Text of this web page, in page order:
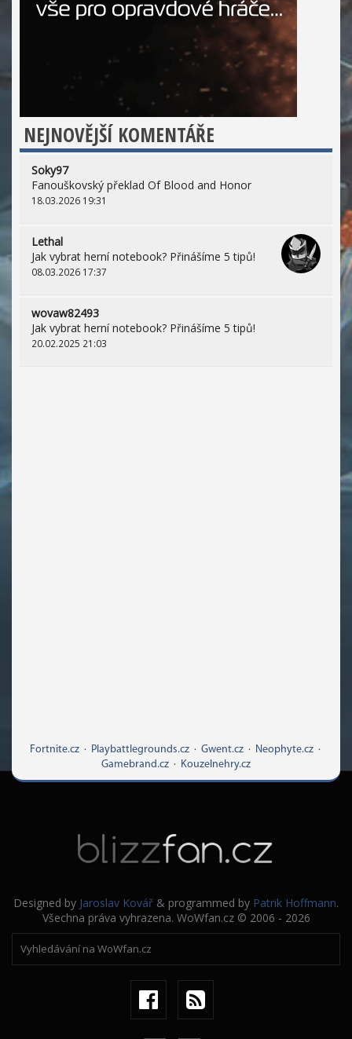
NEJNOVĚJŠÍ KOMENTÁŘE
Soky97
Fanouškovský překlad Of Blood and Honor
18.03.2026 19:31
Lethal
Jak vybrat herní notebook? Přinášíme 5 tipů!
08.03.2026 17:37
wovaw82493
Jak vybrat herní notebook? Přinášíme 5 tipů!
20.02.2025 21:03
Fortnite.cz· Playbattlegrounds.cz· Gwent.cz· Neophyte.cz·
Gamebrand.cz · Kouzelnehry.cz
Designed by Jaroslav Kovář & programmed by Patrik Hoffmann.
Všechna práva vyhrazena. WoWfan.cz © 2006 - 2026